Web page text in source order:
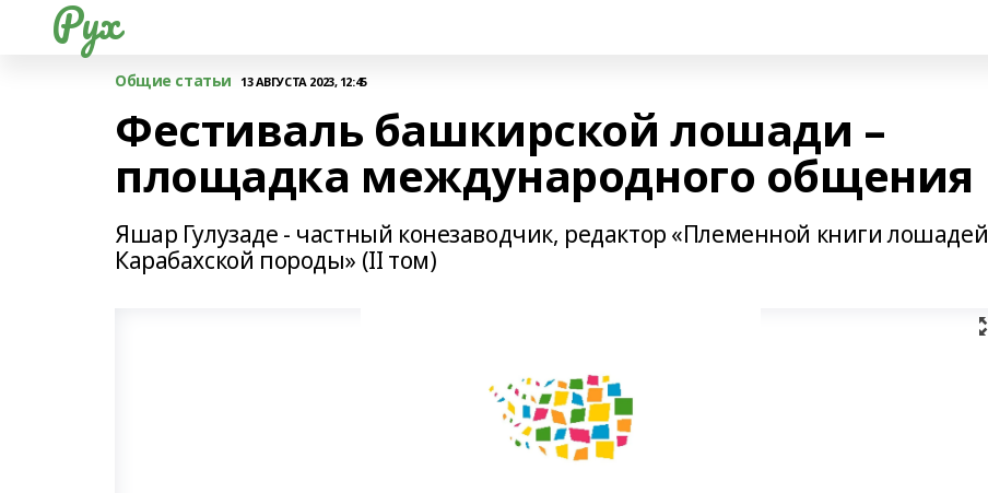
Рух
Общие статьи 13 АВГУСТА 2023, 12:45
Фестиваль башкирской лошади –
площадка международного общения
Яшар Гулузаде - частный конезаводчик, редактор «Племенной книги лошадей
Карабахской породы» (II том)